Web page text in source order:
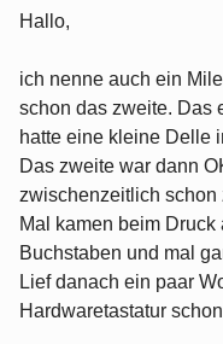
Hallo,
ich nenne auch ein
schon das zweite. Das
hatte eine kleine Delle
Das zweite war dann
zwischenzeitlich schon
Mal kamen beim
Buchstaben und mal
Lief danach ein paar
Hardwaretastatur